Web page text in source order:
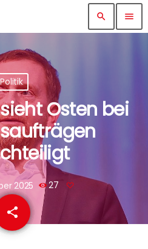
search menu
Politik
Osten bei
2025 27
share
email